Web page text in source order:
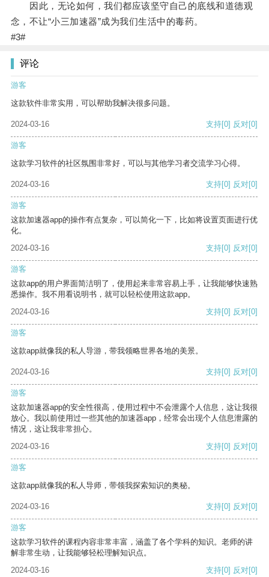
因此，无论如何，我们都应该坚守自己的底线和道德观
念，不让“小三加速器”成为我们生活中的毒药。
#3#
评论
游客
这款软件非常实用，可以帮助我解决很多问题。
2024-03-16 支持[0] 反对[0]
游客
这款学习软件的社区氛围非常好，可以与其他学习者交流学习心得。
2024-03-16 支持[0] 反对[0]
游客
这款加速器app的操作有点复杂，可以简化一下，比如将设置页面进行优
化。
2024-03-16
支持[0] 反对[0]
游客
这款app的用户界面简洁明了，使用起来非常容易上手，让我能够快速熟
悉操作。我不用看说明书，就可以轻松使用这款app。
2024-03-16
支持[0] 反对[0]
游客
这款app就像我的私人导游，带我领略世界各地的美景。
2024-03-16 支持[0] 反对[0]
游客
这款加速器app的安全性很高，使用过程中不会泄露个人信息，这让我很
放心。我以前使用过一些其他的加速器app，经常会出现个人信息泄露的
情况，这让我非常担心。
2024-03-16
支持[0] 反对[0]
游客
这款app就像我的私人导师，带领我探索知识的奥秘。
2024-03-16 支持[0] 反对[0]
游客
这款学习软件的课程内容非常丰富，涵盖了各个学科的知识。老师的讲
解非常生动，让我能够轻松理解知识点。
2024-03-16
支持[0] 反对[0]